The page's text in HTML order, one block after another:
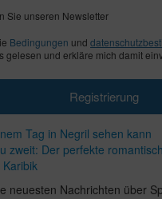
Sie unseren Newsletter
Bedingungen und
gelesen und erkläre mich damit
Registrierung
Tag in Negril sehen kann
zweit: Der perfekte
neuesten Nachrichten über